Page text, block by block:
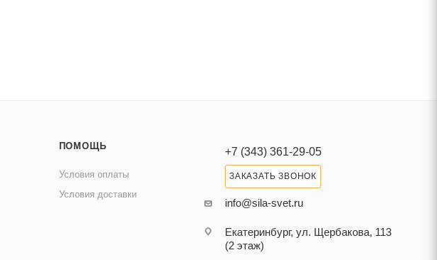
ПОМОЩЬ
Условия оплаты
Условия доставки
+7 (343) 361-29-05
ЗАКАЗАТЬ ЗВОНОК
info@sila-svet.ru
Екатеринбург, ул. Щербакова, 113
(2 этаж)